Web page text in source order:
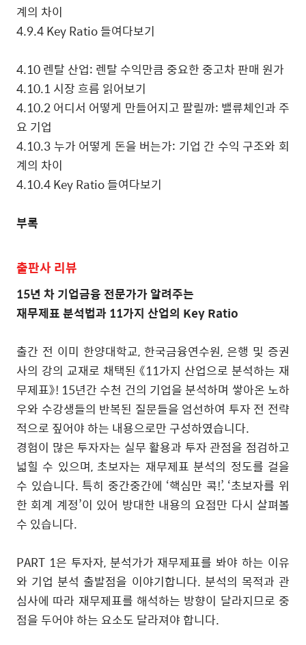
계의 차이
4.9.4 Key Ratio들여다보기
4.10렌탈 산업: 렌탈 수익만큼 중요한 중고차 판매 원가
4.10.1 시장 흐름 읽어보기
4.10.2어디서 어떻게 만들어지고 팔릴까: 밸류체인과 주
요 기업
4.10.3누가 어떻게 돈을 버는가: 기업 간 수익 구조와 회
계의 차이
4.10.4 Key Ratio들여다보기
부록
출판사리뷰
15년 차 기업금융 전문가가 알려주는
재무제표 분석법과11가지 산업의 Key Ratio
출간 전 이미 한양대학교, 한국금융연수원, 은행 및 증권
사의 강의 교재로 채택된 《11가지 산업으로 분석하는 재
무제표》! 15년간 수천 건의 기업을 분석하며 쌓아온 노하
우와 수강생들의 반복된 질문들을 엄선하여 투자 전 전략
적으로 짚어야 하는 내용으로만 구성하였습니다.
경험이 많은 투자자는 실무 활용과 투자 관점을 점검하고
넓힐 수 있으며, 초보자는 재무제표 분석의 정도를 걸을
수 있습니다. 특히 중간중간에 ‘핵심만 콕!’, ‘초보자를 위
한 회계 계정’이 있어 방대한 내용의 요점만 다시 살펴볼
수 있습니다.
PART 1은 투자자, 분석가가 재무제표를 봐야 하는 이유
와 기업 분석 출발점을 이야기합니다. 분석의 목적과 관
심사에 따라 재무제표를 해석하는 방향이 달라지므로 중
점을 두어야 하는 요소도 달라져야 합니다.